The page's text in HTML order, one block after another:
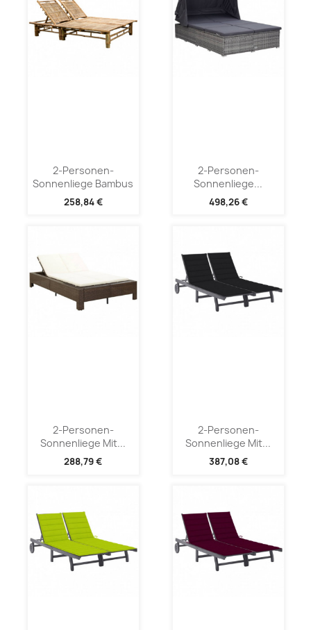
2-Personen-
Sonnenliege Bambus
258,84 €
2-Personen-
Sonnenliege...
498,26 €
2-Personen-
Sonnenliege Mit...
288,79 €
2-Personen-
Sonnenliege Mit...
387,08 €